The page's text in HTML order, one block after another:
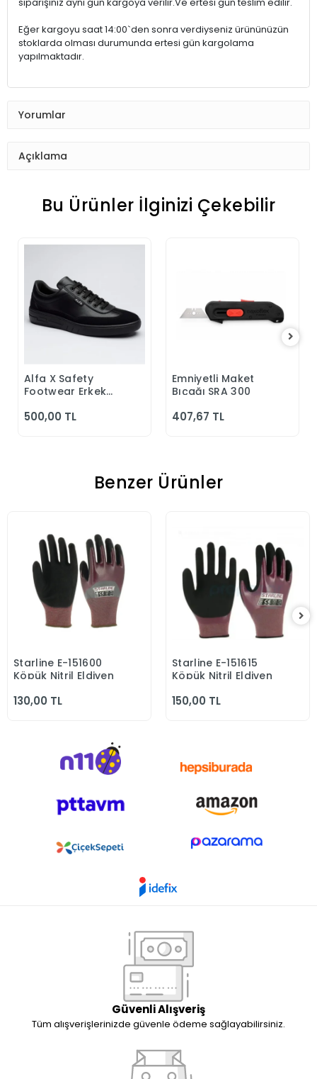
Eğer kargoyu saat 14:00`den sonra verdiyseniz ürününüzün
stoklarda olması durumunda ertesi gün kargolama
yapılmaktadır.
Yorumlar
Açıklama
Bu Ürünler İlginizi Çekebilir
Sepete Ekle
Alfa X Safety
Footwear Erkek
Klasik Ayakkabı
500,00 TL
Sepete Ekle
Emniyetli Maket
Bıçağı SRA 300
407,67 TL
Benzer Ürünler
Sepete Ekle
Starline E-151600
Köpük Nitril Eldiven
130,00 TL
Sepete Ekle
Starline E-151615
Köpük Nitril Eldiven
150,00 TL
Güvenli Alışveriş
Tüm alışverişlerinizde güvenle ödeme sağlayabilirsiniz.